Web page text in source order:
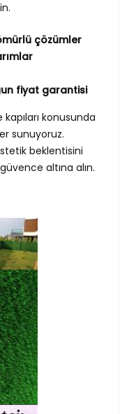
çözümler
fiyat garantisi
konusunda
sunuyoruz.
beklentisini
altına alın.